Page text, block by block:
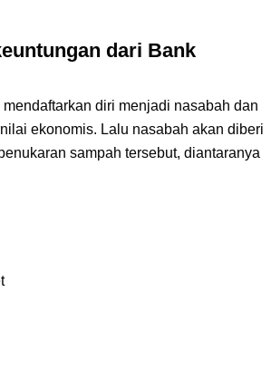
dari Bank
diri menjadi nasabah dan
ekonomis. Lalu nasabah akan diberi
sampah tersebut, diantaranya